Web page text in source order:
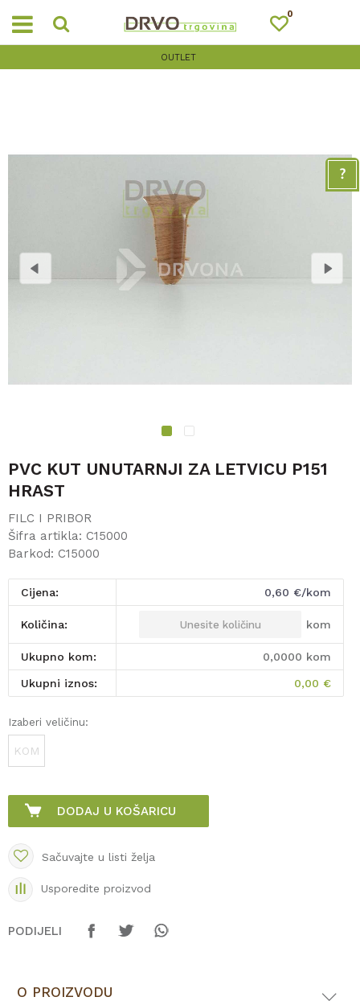
0
OUTLET
1 2
PVC KUT UNUTARNJI ZA LETVICU P151
HRAST
FILC I PRIBOR
Šifra artikla: C15000
Barkod: C15000
Cijena: 0,60 €/kom
Količina: kom
Ukupno kom: 0,0000 kom
Ukupni iznos: 0,00 €
Izaberi veličinu:
KOM
DODAJ U KOŠARICU
Sačuvajte u listi želja
Usporedite proizvod
PODIJELI
O PROIZVODU